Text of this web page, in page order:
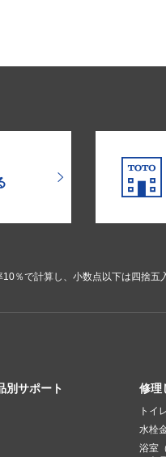
％で計算し、小数点以下は四捨五
別サポート 修理
トイ
水栓
浴室